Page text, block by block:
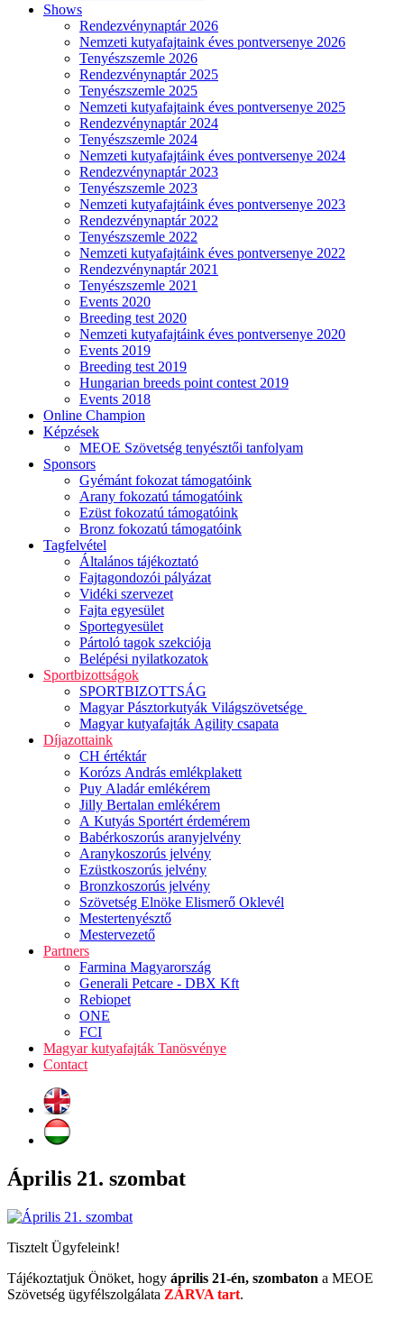
Shows
Rendezvénynaptár 2026
Nemzeti kutyafajtaink éves pontversenye 2026
Tenyészszemle 2026
Rendezvénynaptár 2025
Tenyészszemle 2025
Nemzeti kutyafajtaink éves pontversenye 2025
Rendezvénynaptár 2024
Tenyészszemle 2024
Nemzeti kutyafajtáink éves pontversenye 2024
Rendezvénynaptár 2023
Tenyészszemle 2023
Nemzeti kutyafajtáink éves pontversenye 2023
Rendezvénynaptár 2022
Tenyészszemle 2022
Nemzeti kutyafajtáink éves pontversenye 2022
Rendezvénynaptár 2021
Tenyészszemle 2021
Events 2020
Breeding test 2020
Nemzeti kutyafajtáink éves pontversenye 2020
Events 2019
Breeding test 2019
Hungarian breeds point contest 2019
Events 2018
Online Champion
Képzések
MEOE Szövetség tenyésztői tanfolyam
Sponsors
Gyémánt fokozat támogatóink
Arany fokozatú támogatóink
Ezüst fokozatú támogatóink
Bronz fokozatú támogatóink
Tagfelvétel
Általános tájékoztató
Fajtagondozói pályázat
Vidéki szervezet
Fajta egyesület
Sportegyesület
Pártoló tagok szekciója
Belépési nyilatkozatok
Sportbizottságok
SPORTBIZOTTSÁG
Magyar Pásztorkutyák Világszövetsége
Magyar kutyafajták Agility csapata
Díjazottaink
CH értéktár
Korózs András emlékplakett
Puy Aladár emlékérem
Jilly Bertalan emlékérem
A Kutyás Sportért érdemérem
Babérkoszorús aranyjelvény
Aranykoszorús jelvény
Ezüstkoszorús jelvény
Bronzkoszorús jelvény
Szövetség Elnöke Elismerő Oklevél
Mestertenyésztő
Mestervezető
Partners
Farmina Magyarország
Generali Petcare - DBX Kft
Rebiopet
ONE
FCI
Magyar kutyafajták Tanösvénye
Contact
Április 21. szombat
Tisztelt Ügyfeleink!
Tájékoztatjuk Önöket, hogy április 21-én, szombaton a MEOE
Szövetség ügyfélszolgálata ZÁRVA tart.